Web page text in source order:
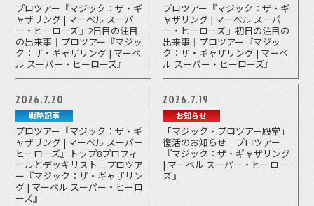
プロツアー『マジック：ザ・ギ
ャザリング | マーベル スーパ
ー・ヒーローズ』2日目の注目
の出来事｜プロツアー『マジッ
ク：ザ・ギャザリング | マーベ
ル スーパー・ヒーローズ』
プロツアー『マジック：ザ・ギ
ャザリング | マーベル スーパ
ー・ヒーローズ』初日の注目の
出来事｜プロツアー『マジッ
ク：ザ・ギャザリング | マーベ
ル スーパー・ヒーローズ』
2026.7.20
戦略記事
プロツアー『マジック：ザ・ギ
ャザリング | マーベル スーパー
ヒーローズ』トップ8プロフィ
ールとデッキリスト｜プロツア
ー『マジック：ザ・ギャザリン
グ | マーベル スーパー・ヒーロ
ーズ』
2026.7.19
お知らせ
「マジック・プロツアー殿堂」
復活のお知らせ｜プロツアー
『マジック：ザ・ギャザリング
| マーベル スーパー・ヒーロー
ズ』